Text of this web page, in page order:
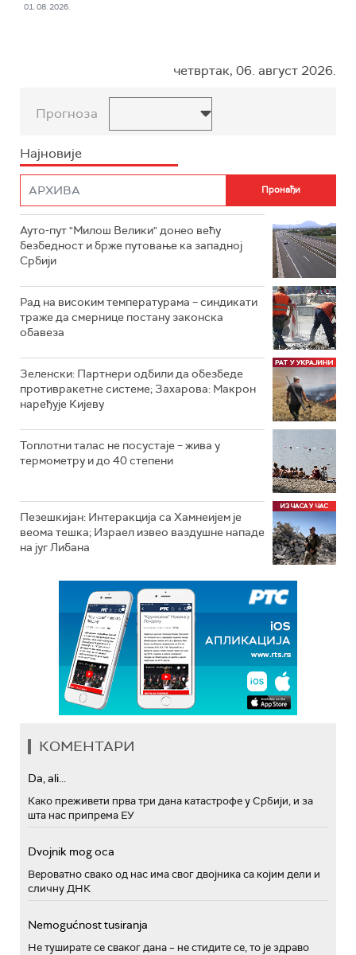
01. 08. 2026.
четвртак, 06. август 2026.
Прогноза
Најновије
Ауто-пут "Милош Велики" донео већу
безбедност и брже путовање ка западној
Србији
Рад на високим температурама – синдикати
траже да смернице постану законска
обавеза
Зеленски: Партнери одбили да обезбеде
противракетне системе; Захарова: Макрон
наређује Кијеву
Топлотни талас не посустаје – жива у
термометру и до 40 степени
Пезешкијан: Интеракција са Хамнеијем је
веома тешка; Израел извео ваздушне нападе
на југ Либана
КОМЕНТАРИ
Da, ali...
Како преживети прва три дана катастрофе у Србији, и за
шта нас припрема ЕУ
Dvojnik mog oca
Вероватно свако од нас има свог двојника са којим дели и
сличну ДНК
Nemogućnost tusiranja
Не туширате се сваког дана – не стидите се, то је здраво